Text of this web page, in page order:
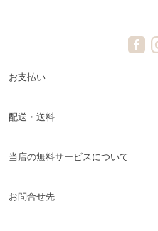
お支払い
配送・送料
当店の無料サービスについて
お問合せ先